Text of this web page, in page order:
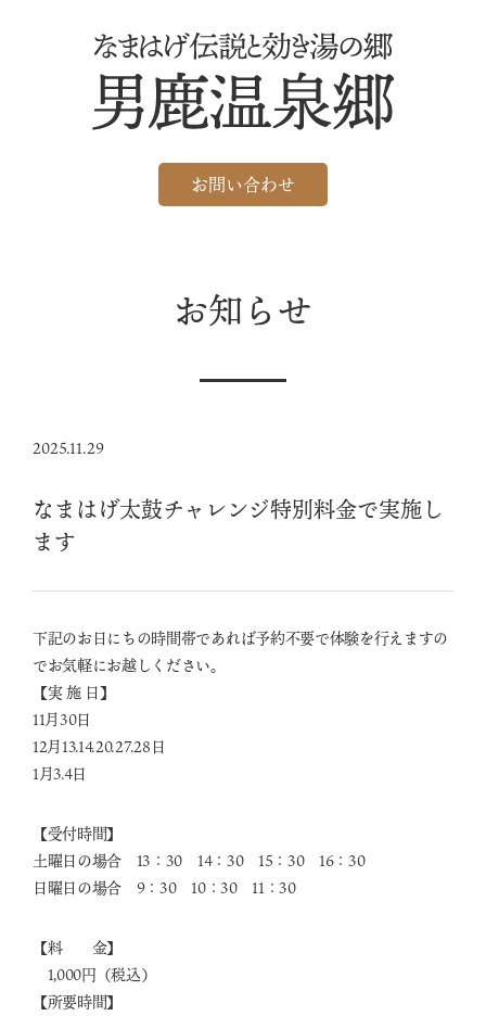
お問い合わせ
お知らせ
2025.11.29
なまはげ太鼓チャレンジ特別料金で実施し
ます
下記のお日にちの時間帯であれば予約不要で体験を行えますの
でお気軽にお越しください。
【実 施 日】
11月30日
12月13.14.20.27.28日
1月3.4日
【受付時間】
土曜日の場合 13：30 14：30 15：30 16：30
日曜日の場合 9：30 10：30 11：30
【料 金】
1,000円（税込）
【所要時間】